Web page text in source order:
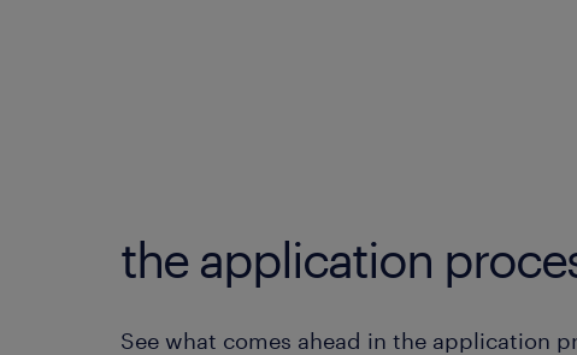
the application
See what comes ahead in the application